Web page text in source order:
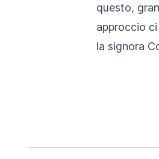
questo,
approccio
la signora